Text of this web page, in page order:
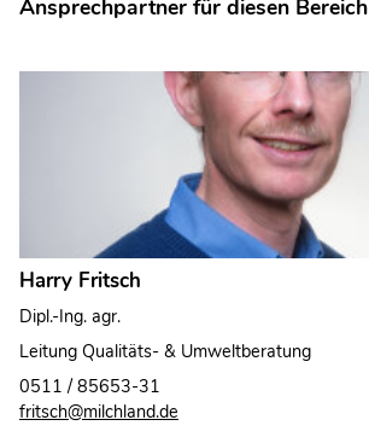
Ansprechpartner für diesen Bereich
Harry Fritsch
Dipl.-Ing. agr.
Leitung Qualitäts- & Umweltberatung
0511 / 85653-31
fritsch@milchland.de